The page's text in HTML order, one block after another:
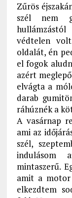
Zűrös
szél nem
védtelen
oldalát, én
el fogok
azért
elvágta a
darab
ráhúznék a
A vasárnap
ami az
szél,
indulásom
mintaszerű.
amit a
elkezdtem